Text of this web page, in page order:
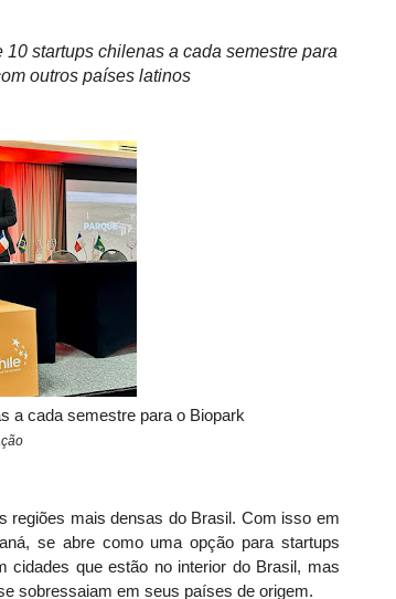
startups chilenas a cada semestre para
outros países latinos
a cada semestre para o Biopark
regiões mais densas do Brasil. Com isso em
se abre como uma opção para startups
cidades que estão no interior do Brasil, mas
sobressaiam em seus países de origem.